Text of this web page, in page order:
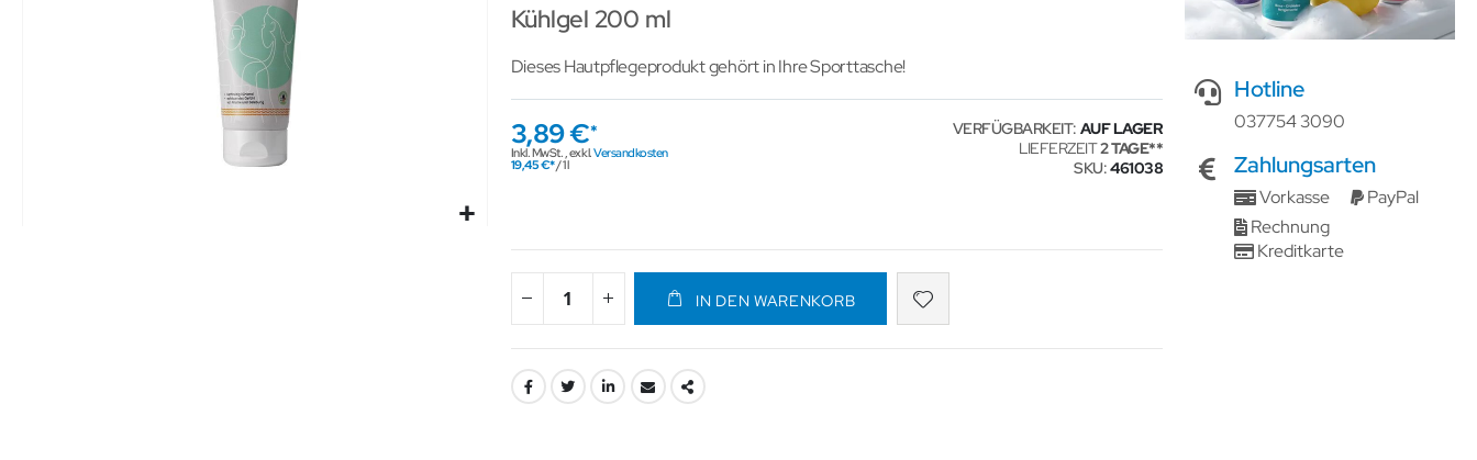
Kühlgel 200 ml
Dieses Hautpflegeprodukt gehört in Ihre Sporttasche!
3,89 €
Inkl. MwSt.,exkl.Versandkosten
19,45 € / 1 l
VERFÜGBARKEIT: AUF LAGER
LIEFERZEIT2 TAGE
SKU 461038
IN DEN WARENKORB
Hotline
037754 3090
Zahlungsarten
Vorkasse
PayPal
Rechnung
Kreditkarte